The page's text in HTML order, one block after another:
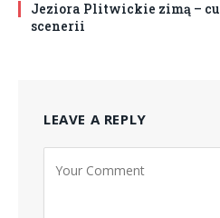
Jeziora Plitwickie zimą –
scenerii
LEAVE A REPLY